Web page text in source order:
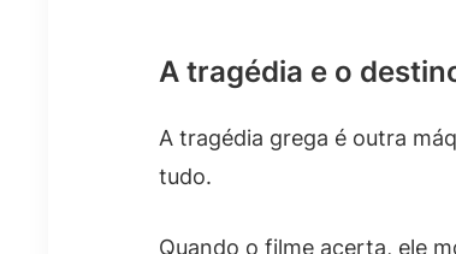
A tragédia e o
A tragédia grega é outra
tudo.
Quando o filme acerta, ele